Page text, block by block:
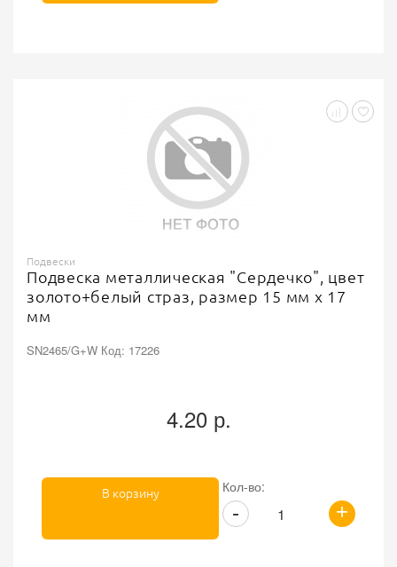
Подвески
Подвеска металлическая "Сердечко", цвет
золото+белый страз, размер 15 мм х 17
мм
SN2465/G+W Код: 17226
4.20 р.
Кол-во:
+
-
В корзину